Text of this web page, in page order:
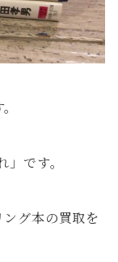
です。
グ本の買取を